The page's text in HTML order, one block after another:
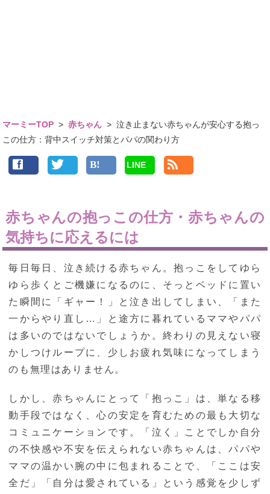
マーミーTOP >赤ちゃん >泣き止まない赤ちゃんが安心する抱っ
この仕方：背中スイッチ対策とパパの関わり方
LINE
赤ちゃんの抱っこの仕方・赤ちゃんの
気持ちに応えるには
毎日毎日、泣き続ける赤ちゃん。抱っこをしてゆら
ゆら歩くとご機嫌になるのに、そっとベッドに置い
た瞬間に「ギャー！」と泣き出してしまい、「また
一からやり直し…」と途方に暮れているママやパパ
は多いのではないでしょうか。終わりの見えない寝
かしつけループに、少しお疲れ気味になってしまう
のも無理はありません。
しかし、赤ちゃんにとって「抱っこ」は、単なる移
動手段ではなく、心の安定を育むための最も大切な
コミュニケーションです。「泣く」ことでしか自分
の不快感や不安を伝えられない赤ちゃんは、パパや
ママの温かい腕の中に包まれることで、「ここは安
全だ」「自分は愛されている」という感覚を少しず